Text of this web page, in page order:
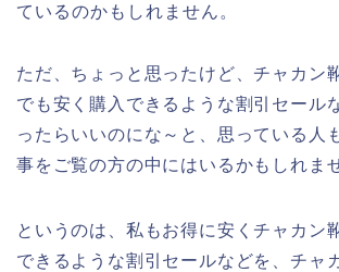
ているのかもしれません。
ただ、ちょっと思ったけど、チャカン
でも安く購入できるような割引セール
ったらいいのにな～と、思っている人
事をご覧の方の中にはいるかもしれま
というのは、私もお得に安くチャカン
できるような割引セールなどを、チャ